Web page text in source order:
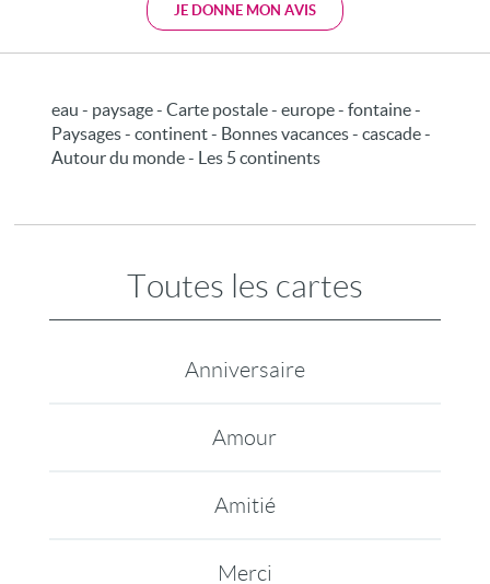
JE DONNE MON AVIS
eau - paysage - Carte postale - europe - fontaine -
Paysages - continent - Bonnes vacances - cascade -
Autour du monde - Les 5 continents
Toutes les cartes
Anniversaire
Amour
Amitié
Merci